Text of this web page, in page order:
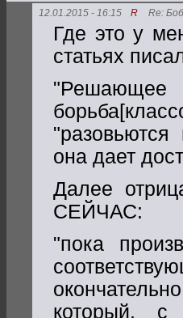
12.01.2015 - 16:15 R Re:
Где это у
статьях
она дает
Далее
СЕЙЧАС:
"пока
который, с